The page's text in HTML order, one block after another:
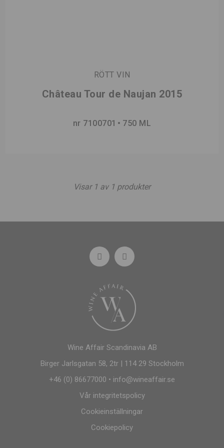
RÖTT VIN
Château Tour de Naujan 2015
nr 7100701 750 ML
Visar 1 av 1 produkter
Wine Affair Scandinavia AB
Birger Jarlsgatan 58, 2tr | 114 29 Stockholm
+46 (0) 86677000 • info@wineaffair.se
Vår integritetspolicy
Cookieinställningar
Cookiepolicy